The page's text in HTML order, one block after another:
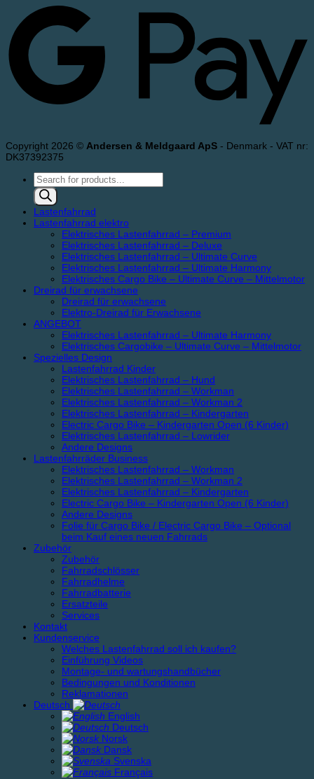
Copyright 2026 © Andersen & Meldgaard ApS - Denmark - VAT nr:
DK37392375
Products
search
Lastenfahrrad
Lastenfahrrad elektro
Elektrisches Lastenfahrrad – Premium
Elektrisches Lastenfahrrad – Deluxe
Elektrisches Lastenfahrrad – Ultimate Curve
Elektrisches Lastenfahrrad – Ultimate Harmony
Elektrisches Cargo Bike – Ultimate Curve – Mittelmotor
Dreirad für erwachsene
Dreirad für erwachsene
Elektro-Dreirad für Erwachsene
ANGEBOT
Elektrisches Lastenfahrrad – Ultimate Harmony
Elektrisches Cargobike – Ultimate Curve – Mittelmotor
Spezielles Design
Lastenfahrrad Kinder
Elektrisches Lastenfahrrad – Hund
Elektrisches Lastenfahrrad – Workman
Elektrisches Lastenfahrrad – Workman 2
Elektrisches Lastenfahrrad – Kindergarten
Electric Cargo Bike – Kindergarten Open (6 Kinder)
Elektrisches Lastenfahrrad – Lowrider
Andere Designs
Lastenfahrräder Business
Elektrisches Lastenfahrrad – Workman
Elektrisches Lastenfahrrad – Workman 2
Elektrisches Lastenfahrrad – Kindergarten
Electric Cargo Bike – Kindergarten Open (6 Kinder)
Andere Designs
Folie für Cargo Bike / Electric Cargo Bike – Optional
beim Kauf eines neuen Fahrrads
Zubehör
Zubehör
Fahrradschlösser
Fahrradhelme
Fahrradbatterie
Ersatzteile
Services
Kontakt
Kundenservice
Welches Lastenfahrrad soll ich kaufen?
Einführung Videos
Montage- und wartungshandbücher
Bedingungen und Konditionen
Reklamationen
Deutsch
English
Deutsch
Norsk
Dansk
Svenska
Français